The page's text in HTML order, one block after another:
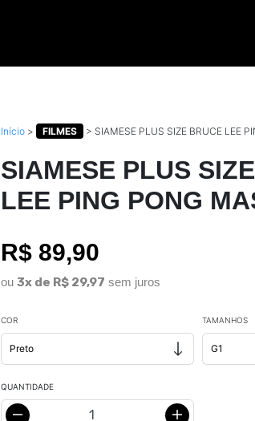
Início > FILMES > SIAMESE PLUS SIZE BRUCE LEE
SIAMESE PLUS
LEE PING PONG
R$ 89,90
ou 3x de R$ 29,97 sem juros
COR TAMANHOS
QUANTIDADE